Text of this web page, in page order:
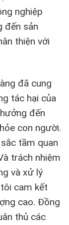
nghiệp
đến sản
thiện với
đã cung
tác hại của
đến
con người.
tầm quan
trách nhiệm
và xử lý
cam kết
cao. Đồng
thủ các